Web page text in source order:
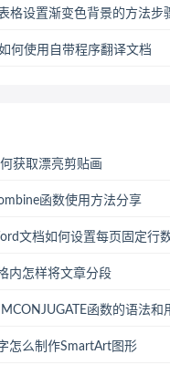
格设置渐变色背景的方法步
何使用自带程序翻译文档
获取漂亮剪贴画
函数使用方法分享
文档如何设置每页固定行数和
内怎样将文章分段
函数的语法和
怎么制作SmartArt图形